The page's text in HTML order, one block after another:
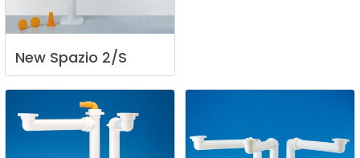
New Spazio 2/S